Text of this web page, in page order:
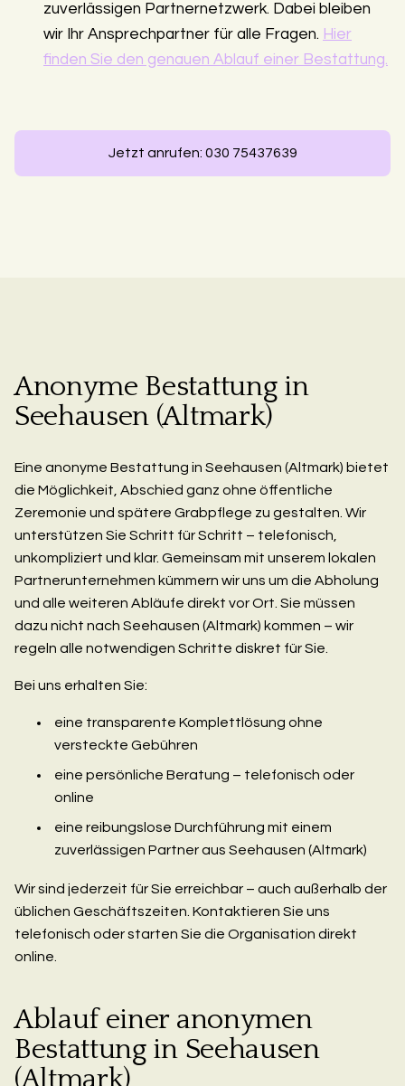
zuverlässigen Partnernetzwerk. Dabei bleiben
wir Ihr Ansprechpartner für alle Fragen. Hier
finden Sie den genauen Ablauf einer Bestattung.
Jetzt anrufen: 030 75437639
Anonyme Bestattung in
Seehausen (Altmark)
Eine anonyme Bestattung in Seehausen (Altmark) bietet
die Möglichkeit, Abschied ganz ohne öffentliche
Zeremonie und spätere Grabpflege zu gestalten. Wir
unterstützen Sie Schritt für Schritt – telefonisch,
unkompliziert und klar. Gemeinsam mit unserem lokalen
Partnerunternehmen kümmern wir uns um die Abholung
und alle weiteren Abläufe direkt vor Ort. Sie müssen
dazu nicht nach Seehausen (Altmark) kommen – wir
regeln alle notwendigen Schritte diskret für Sie.
Bei uns erhalten Sie:
eine transparente Komplettlösung ohne
versteckte Gebühren
eine persönliche Beratung – telefonisch oder
online
eine reibungslose Durchführung mit einem
zuverlässigen Partner aus Seehausen (Altmark)
Wir sind jederzeit für Sie erreichbar – auch außerhalb der
üblichen Geschäftszeiten. Kontaktieren Sie uns
telefonisch oder starten Sie die Organisation direkt
online.
Ablauf einer anonymen
Bestattung in Seehausen
(Altmark)